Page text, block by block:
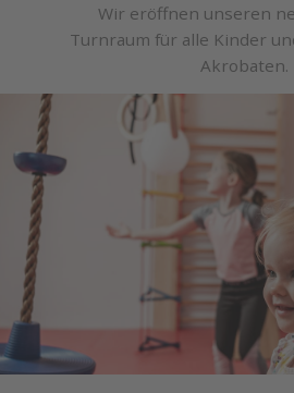
Wir eröffnen unseren
Turnraum für alle Kinder
Akrobaten.